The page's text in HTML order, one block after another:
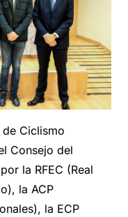
Ciclismo
Consejo del
la RFEC (Real
la ACP
la ECP